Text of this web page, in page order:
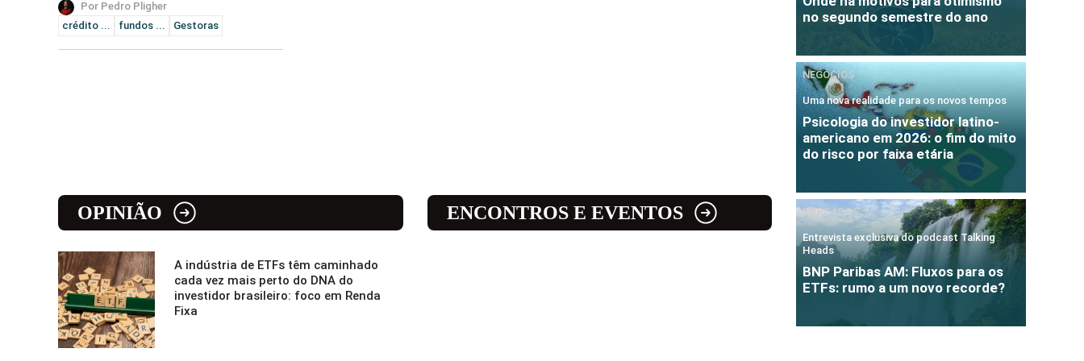
Por Pedro Pligher
crédito ...
fundos ... Gestoras
OPINIÃO
A indústria de ETFs têm caminhado
cada vez mais perto do DNA do
investidor brasileiro: foco em Renda
Fixa
ENCONTROS E EVENTOS
no segundo semestre do ano
NEGÓCIOS
Uma nova realidade para os novos tempos
Psicologia do investidor latino-
americano em 2026: o fim do mito
do risco por faixa etária
MERCADOS
Entrevista exclusiva do podcast Talking
Heads
BNP Paribas AM: Fluxos para os
ETFs: rumo a um novo recorde?